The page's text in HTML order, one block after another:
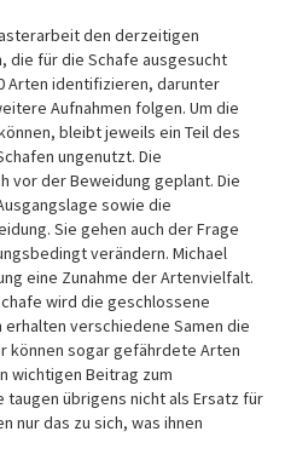
den derzeitigen
die für die Schafe ausgesucht
Arten identifizieren, darunter
Aufnahmen folgen. Um die
bleibt jeweils ein Teil des
ungenutzt. Die
vor der Beweidung geplant. Die
sowie die
Sie gehen auch der Frage
verändern. Michael
eine Zunahme der Artenvielfalt.
wird die geschlossene
verschiedene Samen die
können sogar gefährdete Arten
wichtigen Beitrag zum
taugen übrigens nicht als Ersatz für
nur das zu sich, was ihnen